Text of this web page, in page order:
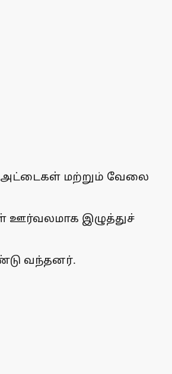
அட்டைகள் மற்றும் வேலை
ஊர்வலமாக இழுத்துச்
வந்தனர்.